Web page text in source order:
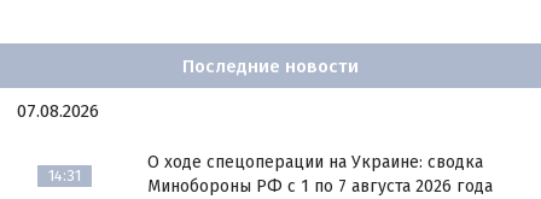
Последние новости
07.08.2026
14:31
О ходе спецоперации на Украине: сводка
Минобороны РФ с 1 по 7 августа 2026 года